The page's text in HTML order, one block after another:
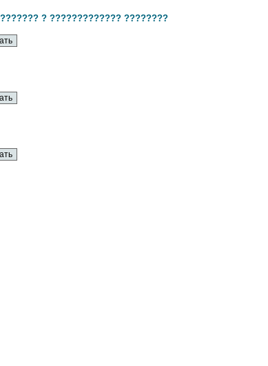
? ????????????? ????????